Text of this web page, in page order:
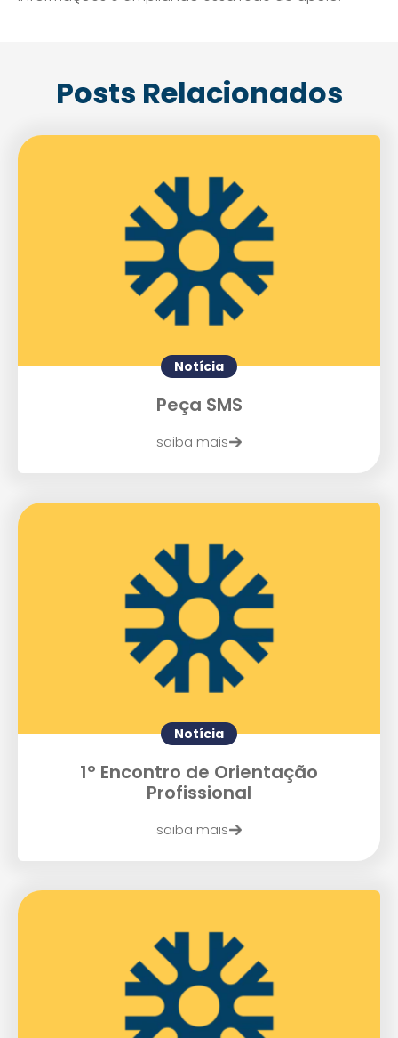
Posts Relacionados
Notícia
Peça SMS
saiba mais
Notícia
1º Encontro de Orientação
Profissional
saiba mais
Agende uma visita